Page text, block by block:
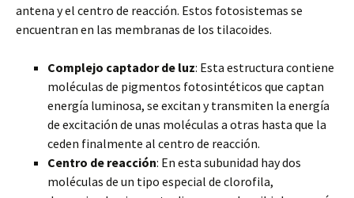
antena y el centro de reacción. Estos fotosistemas se
encuentran en las membranas de los tilacoides.
Complejo captador de luz: Esta estructura contiene
moléculas de pigmentos fotosintéticos que captan
energía luminosa, se excitan y transmiten la energía
de excitación de unas moléculas a otras hasta que la
ceden finalmente al centro de reacción.
Centro de reacción: En esta subunidad hay dos
moléculas de un tipo especial de clorofila,